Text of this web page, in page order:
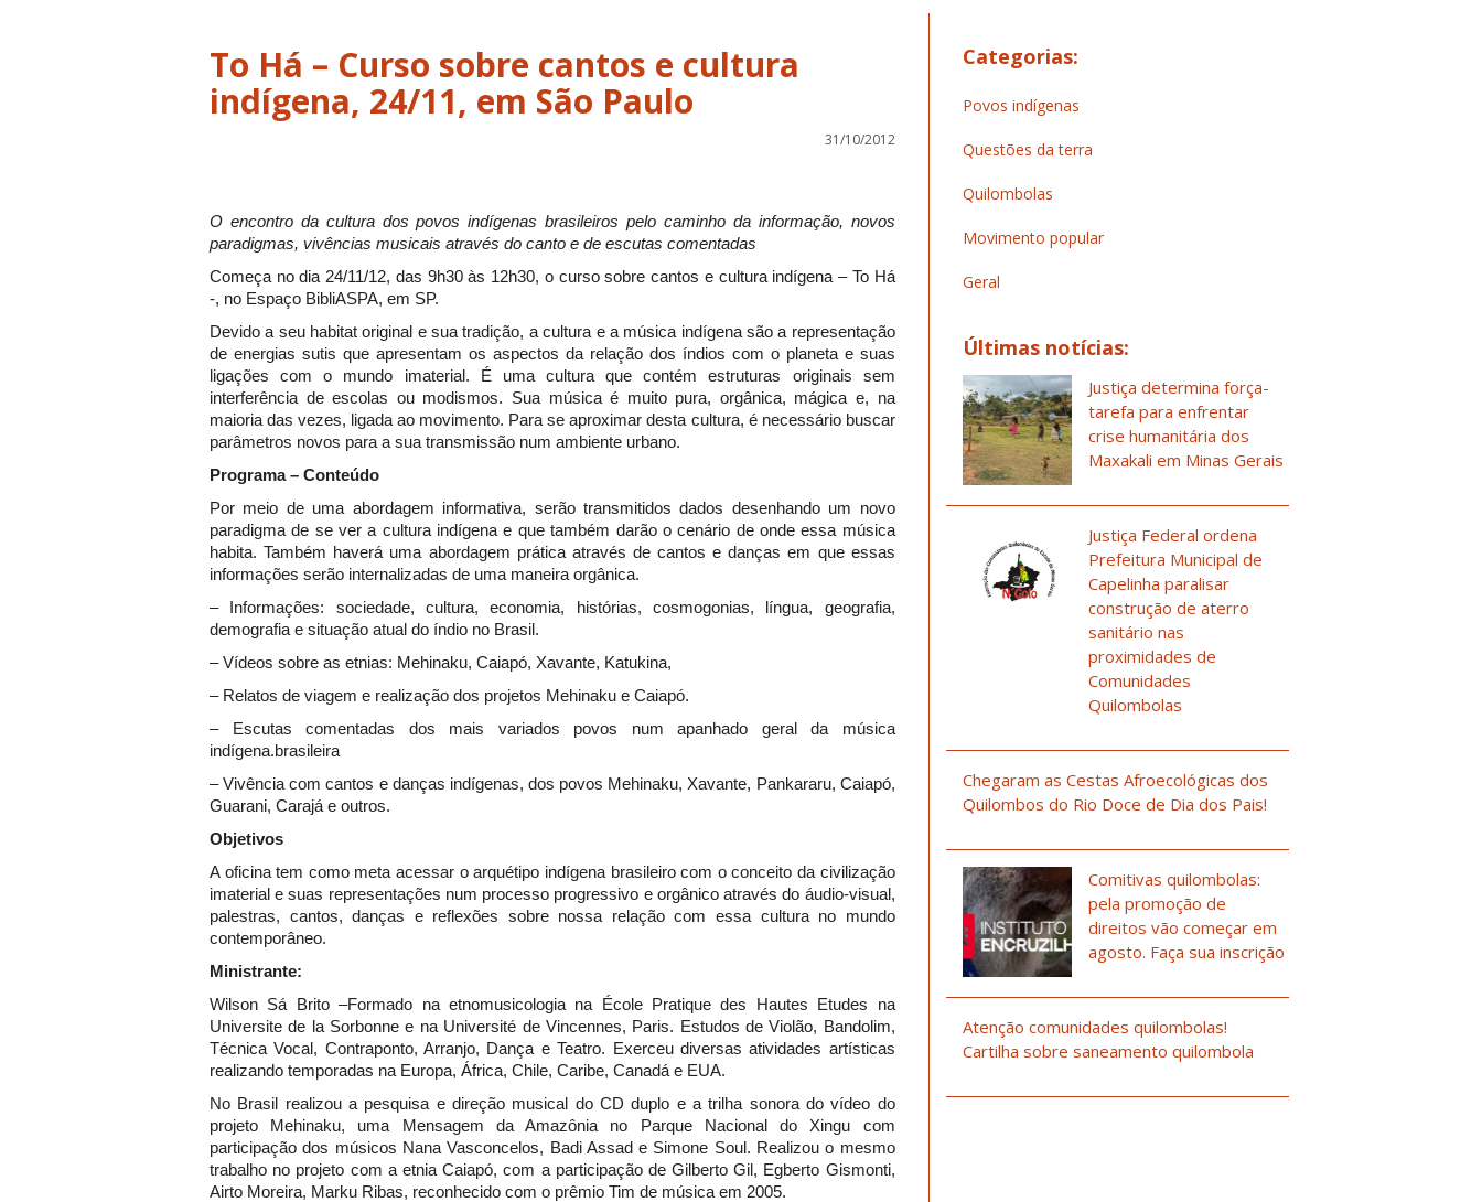
To Há – Curso sobre cantos e cultura
indígena, 24/11, em São Paulo
31/10/2012
O encontro da cultura dos povos indígenas brasileiros pelo caminho da informação, novos
paradigmas, vivências musicais através do canto e de escutas comentadas
Começa no dia 24/11/12, das 9h30 às 12h30, o curso sobre cantos e cultura indígena – To Há
-, no Espaço BibliASPA, em SP.
Devido a seu habitat original e sua tradição, a cultura e a música indígena são a representação
de energias sutis que apresentam os aspectos da relação dos índios com o planeta e suas
ligações com o mundo imaterial. É uma cultura que contém estruturas originais sem
interferência de escolas ou modismos. Sua música é muito pura, orgânica, mágica e, na
maioria das vezes, ligada ao movimento. Para se aproximar desta cultura, é necessário buscar
parâmetros novos para a sua transmissão num ambiente urbano.
Programa – Conteúdo
Por meio de uma abordagem informativa, serão transmitidos dados desenhando um novo
paradigma de se ver a cultura indígena e que também darão o cenário de onde essa música
habita. Também haverá uma abordagem prática através de cantos e danças em que essas
informações serão internalizadas de uma maneira orgânica.
– Informações: sociedade, cultura, economia, histórias, cosmogonias, língua, geografia,
demografia e situação atual do índio no Brasil.
– Vídeos sobre as etnias: Mehinaku, Caiapó, Xavante, Katukina,
– Relatos de viagem e realização dos projetos Mehinaku e Caiapó.
– Escutas comentadas dos mais variados povos num apanhado geral da música
indígena.brasileira
– Vivência com cantos e danças indígenas, dos povos Mehinaku, Xavante, Pankararu, Caiapó,
Guarani, Carajá e outros.
Objetivos
A oficina tem como meta acessar o arquétipo indígena brasileiro com o conceito da civilização
imaterial e suas representações num processo progressivo e orgânico através do áudio-visual,
palestras, cantos, danças e reflexões sobre nossa relação com essa cultura no mundo
contemporâneo.
Ministrante:
Wilson Sá Brito –Formado na etnomusicologia na École Pratique des Hautes Etudes na
Universite de la Sorbonne e na Université de Vincennes, Paris. Estudos de Violão, Bandolim,
Técnica Vocal, Contraponto, Arranjo, Dança e Teatro. Exerceu diversas atividades artísticas
realizando temporadas na Europa, África, Chile, Caribe, Canadá e EUA.
No Brasil realizou a pesquisa e direção musical do CD duplo e a trilha sonora do vídeo do
projeto Mehinaku, uma Mensagem da Amazônia no Parque Nacional do Xingu com
participação dos músicos Nana Vasconcelos, Badi Assad e Simone Soul. Realizou o mesmo
trabalho no projeto com a etnia Caiapó, com a participação de Gilberto Gil, Egberto Gismonti,
Airto Moreira, Marku Ribas, reconhecido com o prêmio Tim de música em 2005.
Categorias:
Povos indígenas
Questões da terra
Quilombolas
Movimento popular
Geral
Últimas notícias:
Justiça determina força-
tarefa para enfrentar
crise humanitária dos
Maxakali em Minas Gerais
Justiça Federal ordena
Prefeitura Municipal de
Capelinha paralisar
construção de aterro
sanitário nas
proximidades de
Comunidades
Quilombolas
Chegaram as Cestas Afroecológicas dos
Quilombos do Rio Doce de Dia dos Pais!
Comitivas quilombolas:
pela promoção de
direitos vão começar em
agosto. Faça sua inscrição
Atenção comunidades quilombolas!
Cartilha sobre saneamento quilombola